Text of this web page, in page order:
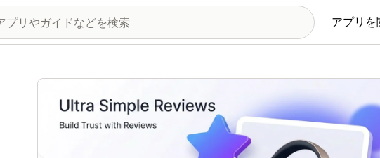
アプリを
特集の画像ギャラリー